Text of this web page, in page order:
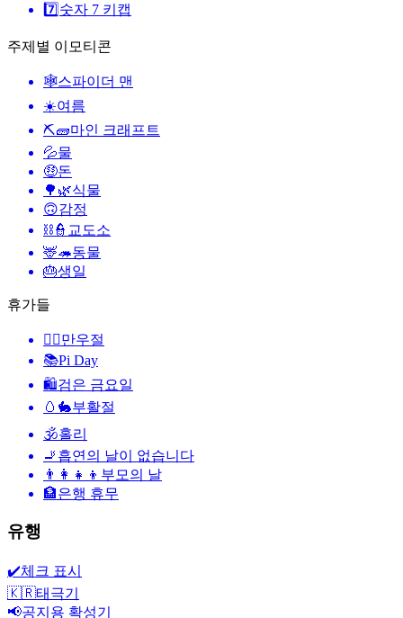
7️⃣ 숫자 7 키캡
주제별 이모티콘
🕸️스파이더 맨
☀️여름
⛏🧱마인 크래프트
💦물
🤑돈
🌳🌿식물
🙃감정
⛓️👮 교도소
🦌🦔동물
🎂생일
휴가들
🙆‍♂️만우절
📚Pi Day
🛍검은 금요일
🥚🐇부활절
🕉홀리
🚬 흡연의 날이 없습니다
👨‍👩‍👧‍👦 부모의 날
🏦은행 휴무
유행
✔️체크 표시
🇰🇷태극기
📢공지용 확성기